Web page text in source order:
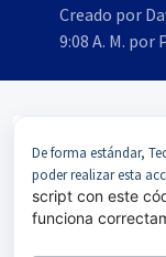
Creado por
9:08 A. M. por
De forma estándar,
poder realizar esta
script con este
funciona